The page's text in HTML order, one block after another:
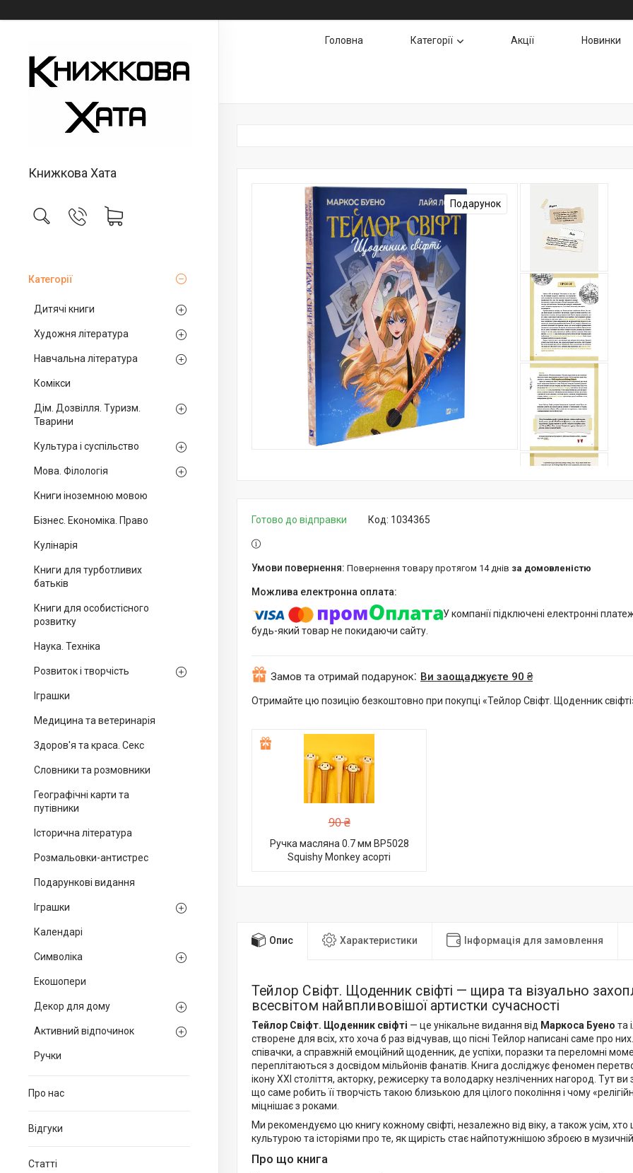
Книжкова Хата
Категорії
Дитячі книги
Художня література
Навчальна література
Комікси
Дім. Дозвілля. Туризм.
Тварини
Культура і суспільство
Мова. Філологія
Книги іноземною мовою
Бізнес. Економіка. Право
Кулінарія
Книги для турботливих
батьків
Книги для особистісного
розвитку
Наука. Техніка
Розвиток і творчість
Іграшки
Медицина та ветеринарія
Здоров'я та краса. Секс
Словники та розмовники
Географічні карти та
путівники
Історична література
Розмальовки-антистрес
Подарункові видання
Іграшки
Календарі
Символіка
Екошопери
Декор для дому
Активний відпочинок
Ручки
Про нас
Відгуки
Статті
Головна Категорії Акції Новинки
Подарунок
Готово до відправки Код: 1034365
повернення товару протягом 14 днів за домовленістю
У компанії підключені електронні
будь-який товар не покидаючи сайту.
Замов та отримай подарунок Ви заощаджуєте 90 ₴
Отримайте цю позицію безкоштовно при покупці «Тейлор Свіфт. Щоденник
90 ₴
Ручка масляна 0.7 мм BP5028
Squishy Monkey асорті
Опис Характеристики Інформація для замовлення
Тейлор Свіфт. Щоденник свіфті — щира та візуально
всесвітом найвпливовішої артистки сучасності
Тейлор Свіфт. Щоденник свіфті — це унікальне видання від Маркоса Буено та
створене для всіх, хто хоча б раз відчував, що пісні Тейлор написані саме про
співачки, а справжній емоційний щоденник, де успіхи, поразки та переломні
переплітаються з досвідом мільйонів фанатів. Книга досліджує феномен
ікону XXI століття, акторку, режисерку та володарку незліченних нагород. Тут ви
що саме робить її творчість такою близькою для цілого покоління і чому
міцнішає з роками.
Ми рекомендуємо цю книгу кожному свіфті, незалежно від віку, а також усім,
культурою та історіями про те, як щирість стає найпотужнішою зброєю в музичній
Про що книга